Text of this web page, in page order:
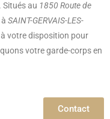
Situés au 1850 Route de
à SAINT-GERVAIS-LES-
votre disposition pour
votre garde-corps en
Contact